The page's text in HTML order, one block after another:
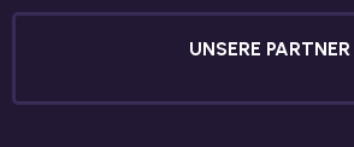
UNSERE PARTNER